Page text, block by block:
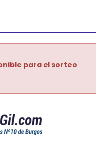
para el sorteo